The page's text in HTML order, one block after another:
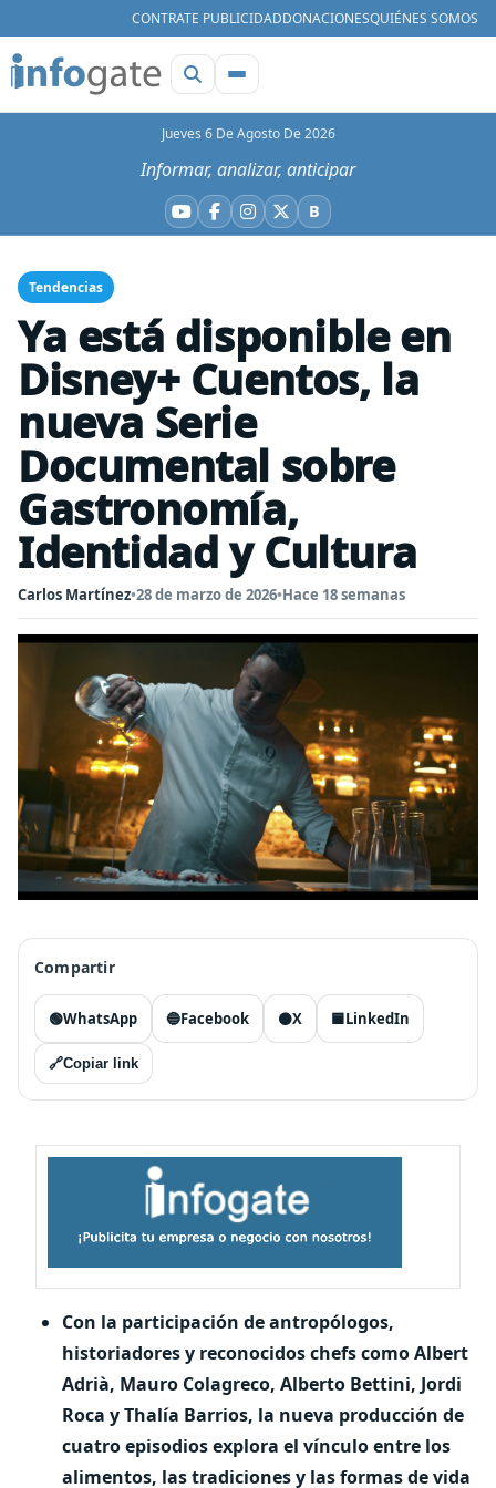
CONTRATE PUBLICIDADDONACIONESQUIÉNES SOMOS
Jueves 6 De Agosto De 2026
Informar, analizar, anticipar
YouTube
Facebook
Instagram
X BBluesky
Tendencias
Ya está disponible en
Disney+ Cuentos, la
nueva Serie
Documental sobre
Gastronomía,
Identidad y Cultura
Carlos Martínez•28 de marzo de 2026•Hace 18 semanas
Compartir
🟢WhatsApp 🔵Facebook ⚫X 🟦LinkedIn
🔗Copiar link
Con la participación de antropólogos,
historiadores y reconocidos chefs como Albert
Adrià, Mauro Colagreco, Alberto Bettini, Jordi
Roca y Thalía Barrios, la nueva producción de
cuatro episodios explora el vínculo entre los
alimentos, las tradiciones y las formas de vida